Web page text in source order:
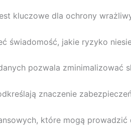
kluczowe dla ochrony
świadomość, jakie ryzyko
pozwala zminimalizować
znaczenie
które mogą